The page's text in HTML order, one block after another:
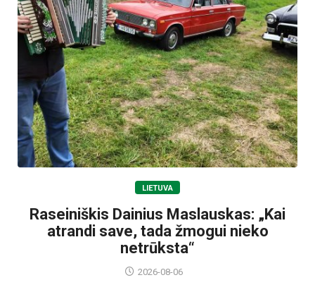
LIETUVA
Raseiniškis Dainius Maslauskas: „Kai
atrandi save, tada žmogui nieko
netrūksta“
2026-08-06